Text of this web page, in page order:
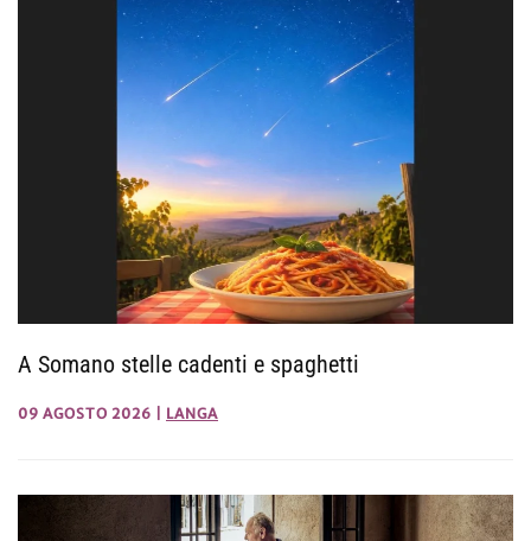
A Somano stelle cadenti e spaghetti
09 AGOSTO 2026 LANGA